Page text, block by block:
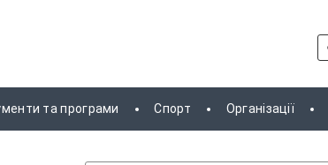
та програми Спорт Організації